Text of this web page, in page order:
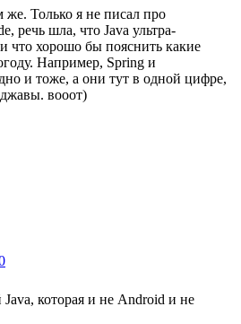
Только я не писал про
речь шла, что Java ультра-
что хорошо бы пояснить какие
Например, Spring и
и тоже, а они тут в одной цифре,
вооот)
Java, которая и не Android и не